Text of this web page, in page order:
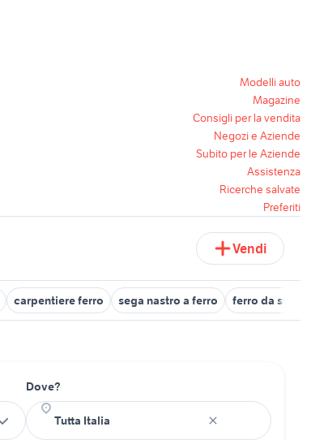
Modelli auto
Magazine
Consigli per la vendita
Negozi e Aziende
Subito per le Aziende
Assistenza
Ricerche salvate
Preferiti
Vendi
carpentiere ferro sega nastro a ferro ferro da stiro
Dove?